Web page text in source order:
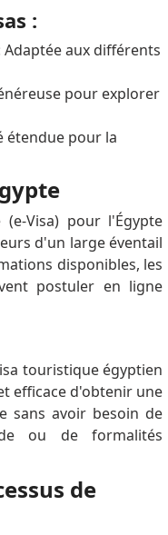
:
aux différents
pour explorer
étendue pour la
Visa) pour l'Égypte
d'un large éventail
disponibles, les
postuler en ligne
touristique égyptien
efficace d'obtenir une
sans avoir besoin de
ou de formalités
de